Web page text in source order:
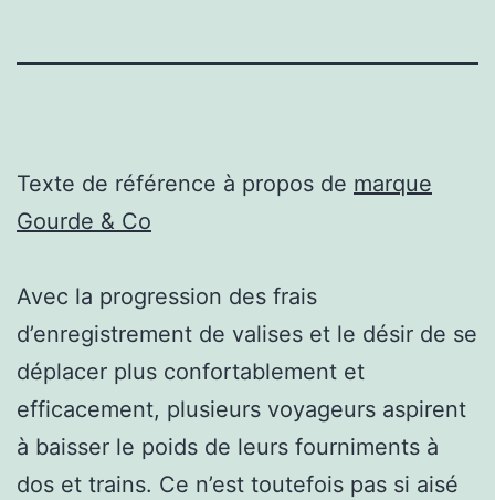
Texte de référence à propos de marque
Gourde & Co
Avec la progression des frais
d’enregistrement de valises et le désir de se
déplacer plus confortablement et
efficacement, plusieurs voyageurs aspirent
à baisser le poids de leurs fourniments à
dos et trains. Ce n’est toutefois pas si aisé